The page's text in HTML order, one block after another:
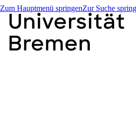
Zum Hauptmenü springenZur Suche